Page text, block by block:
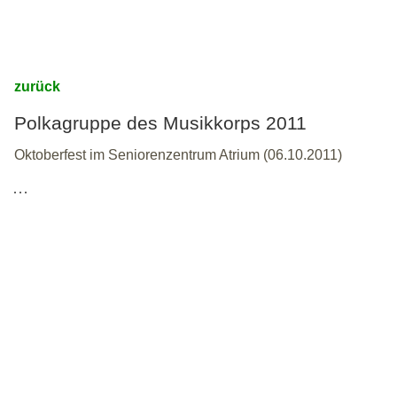
zurück
Polkagruppe des Musikkorps 2011
Oktoberfest im Seniorenzentrum Atrium (06.10.2011)